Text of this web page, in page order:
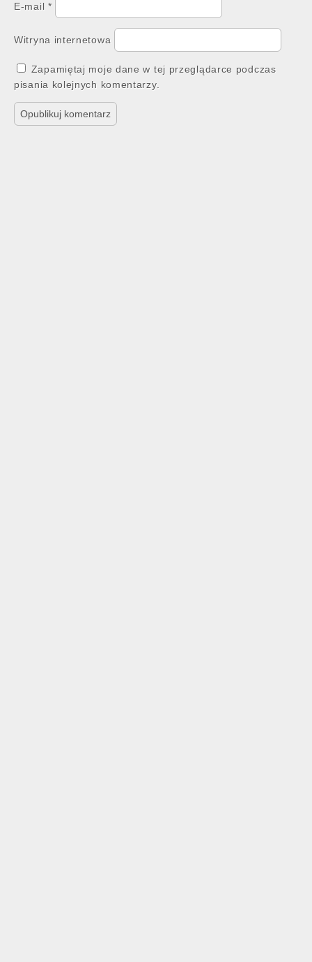
E-mail *
Witryna internetowa
Zapamiętaj moje dane w tej przeglądarce podczas
pisania kolejnych komentarzy.